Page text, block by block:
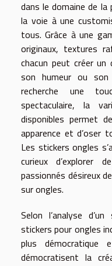
dans le domaine de
la voie à une
tous. Grâce à une
originaux, textures
chacun peut créer un
son humeur ou son
recherche une
spectaculaire, la
disponibles permet
apparence et d’oser
Les stickers ongles
curieux d’explorer
passionnés désireux
sur ongles.
Selon l’analyse
stickers pour ongles
plus
démocratisent la